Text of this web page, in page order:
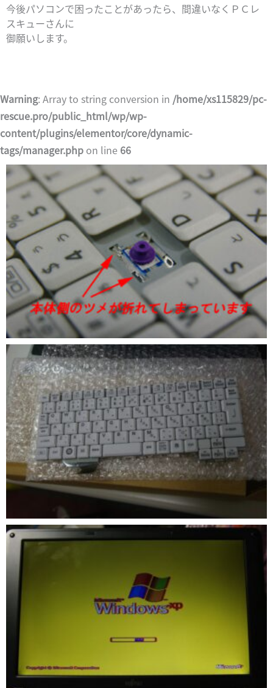
今後パソコンで困ったことがあったら、間違いなくＰＣレ
スキューさんに
御願いします。
Warning: Array to string conversion in /home/xs115829/pc-
rescue.pro/public_html/wp/wp-
content/plugins/elementor/core/dynamic-
tags/manager.php on line 66